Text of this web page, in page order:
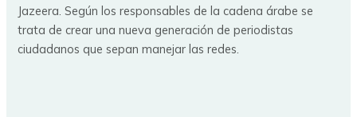
Jazeera. Según los responsables de la cadena árabe se
trata de crear una nueva generación de periodistas
ciudadanos que sepan manejar las redes.